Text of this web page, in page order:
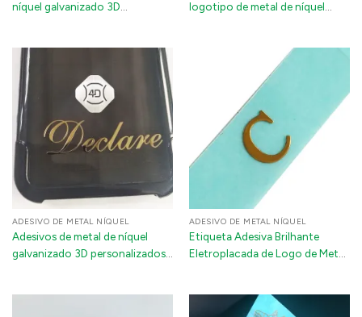
níquel galvanizado 3D
metal para caixa de AirPods
marca de garrafa de telefone
logotipo de metal de níquel
ADESIVO DE METAL NÍQUEL
Adesivos de metal de níquel
galvanizado 3D personalizados:
ADESIVO DE METAL NÍQUEL
Etiqueta Adesiva Brilhante
Eletroplacada de Logo de Metal